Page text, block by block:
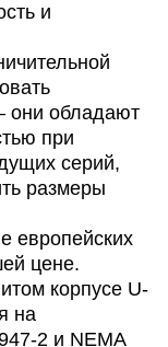
и
они обладают
при
серий,
размеры
европейских
цене.
корпусе U-
на
2 и NEMA